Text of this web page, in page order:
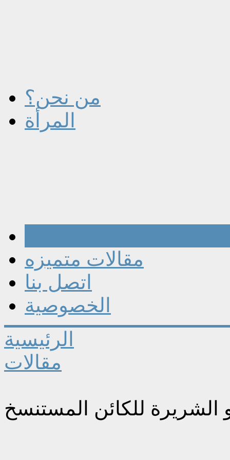
من نحن؟
المرأة
مقالات متميزه
اتصل بنا
الخصوصية
الرئيسية
مقالات
الشريرة للكائن المستنسخ